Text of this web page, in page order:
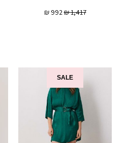
1,417
₪
992
₪
SALE